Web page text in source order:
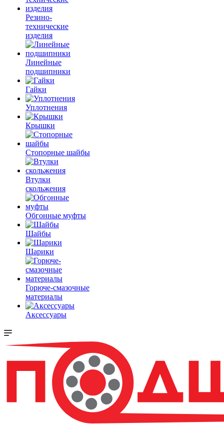
Резино-
технические
изделия
Линейные
подшипники
Гайки
Уплотнения
Крышки
Стопорные шайбы
Втулки
скольжения
Обгонные муфты
Шайбы
Шарики
Горюче-смазочные
материалы
Аксессуары